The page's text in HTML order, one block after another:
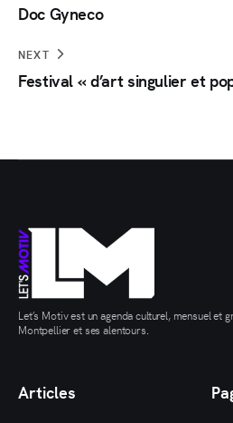
Doc Gyneco
NEXT
Festival « d’art singulier et
Let’s Motiv est un agenda culturel, mensuel et
Montpellier et ses alentours.
Articles